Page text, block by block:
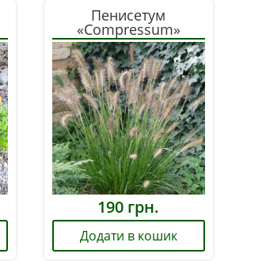
Пенисетум
«Compressum»
Горшок С2
190 грн.
Додати в кошик